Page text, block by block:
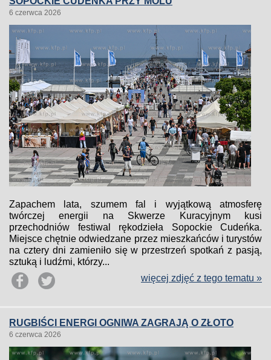
6 czerwca 2026
Zapachem lata, szumem fal i wyjątkową atmosferę
twórczej energii na Skwerze Kuracyjnym kusi
przechodniów festiwal rękodzieła Sopockie Cudeńka.
Miejsce chętnie odwiedzane przez mieszkańców i turystów
na cztery dni zamieniło się w przestrzeń spotkań z pasją,
sztuką i ludźmi, którzy...
więcej zdjęć z tego tematu »
RUGBIŚCI ENERGI OGNIWA ZAGRAJĄ O ZŁOTO
6 czerwca 2026